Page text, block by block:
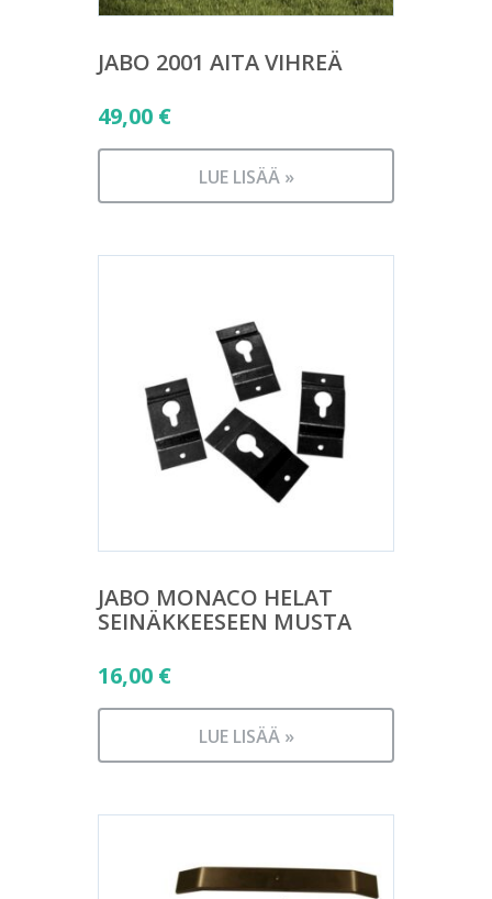
JABO 2001 AITA VIHREÄ
49,00 €
LUE LISÄÄ »
JABO MONACO HELAT
SEINÄKKEESEEN MUSTA
16,00 €
LUE LISÄÄ »